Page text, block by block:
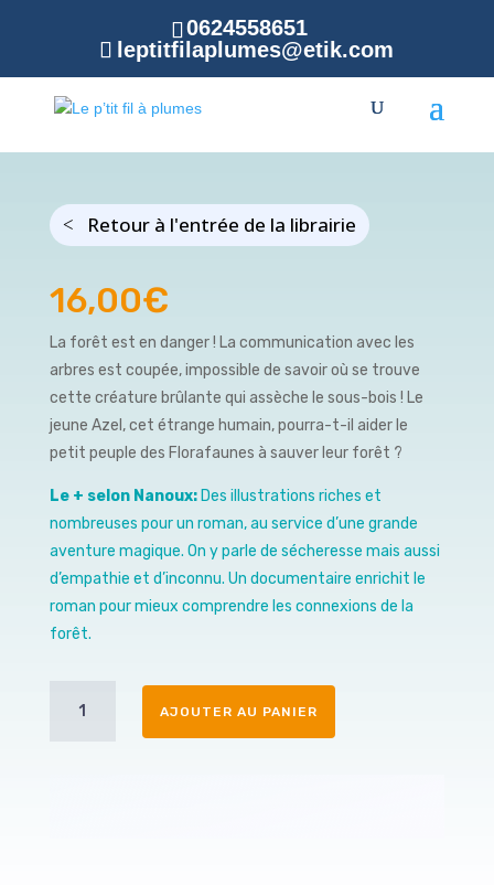
0624558651
leptitfilaplumes@etik.com
Retour à l'entrée de la librairie
16,00€
La forêt est en danger ! La communication avec les
arbres est coupée, impossible de savoir où se trouve
cette créature brûlante qui assèche le sous-bois ! Le
jeune Azel, cet étrange humain, pourra-t-il aider le
petit peuple des Florafaunes à sauver leur forêt ?
Le + selon Nanoux:Des illustrations riches et
nombreuses pour un roman, au service d’une grande
aventure magique. On y parle de sécheresse mais aussi
d’empathie et d’inconnu. Un documentaire enrichit le
roman pour mieux comprendre les connexions de la
forêt.
AJOUTER AU PANIER